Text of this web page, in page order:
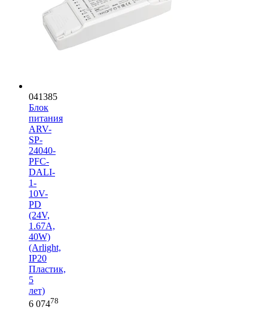
041385
Блок
питания
ARV-
SP-
24040-
PFC-
DALI-
1-
10V-
PD
(24V,
1.67A,
40W)
(Arlight,
IP20
Пластик,
5
лет)
6 07478